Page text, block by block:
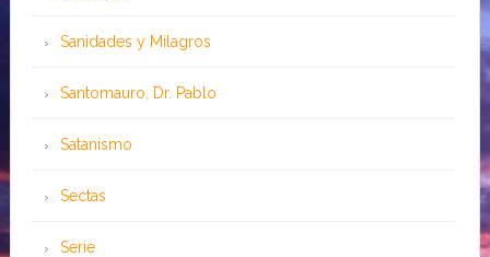
Sanidades y Milagros
Santomauro, Dr. Pablo
Satanismo
Sectas
Serie